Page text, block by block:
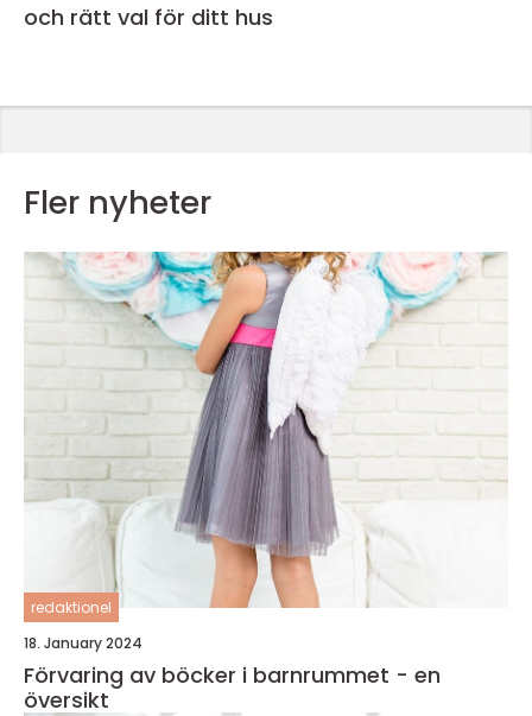
och rätt val för ditt hus
Fler nyheter
redaktionel
18. January 2024
Förvaring av böcker i barnrummet - en
översikt